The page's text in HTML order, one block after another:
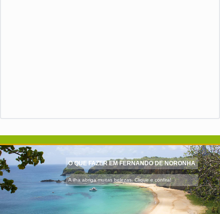
O QUE FAZER EM FERNANDO DE NORONHA
A ilha abriga muitas belezas. Clique e confira!